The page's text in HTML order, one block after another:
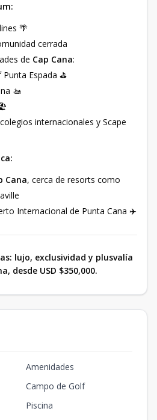
🌴
cerrada
de Cap Cana:
Espada ⛳
🚤
internacionales y Scape
Cana, cerca de resorts como
Internacional de Punta Cana ✈️
lujo, exclusividad y plusvalía
desde USD $350,000.
Amenidades
Campo de Golf
Piscina